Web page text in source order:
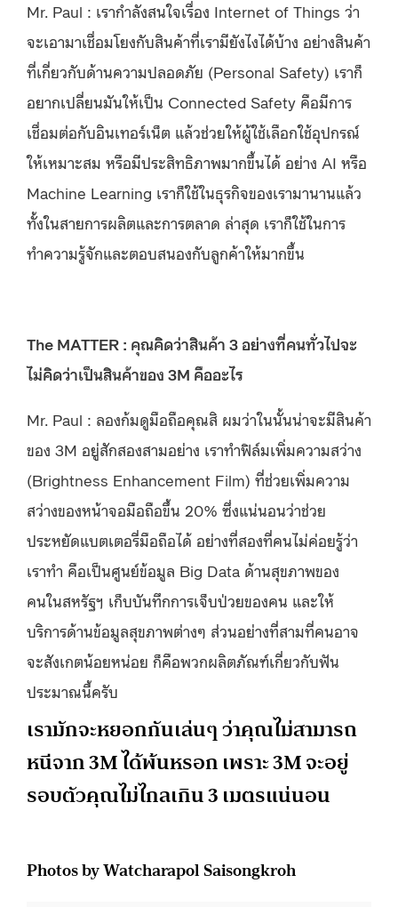
Mr. Paul : เรากำลังสนใจเรื่อง Internet of Things ว่า
จะเอามาเชื่อมโยงกับสินค้าที่เรามียังไงได้บ้าง อย่างสินค้า
ที่เกี่ยวกับด้านความปลอดภัย (Personal Safety) เราก็
อยากเปลี่ยนมันให้เป็น Connected Safety คือมีการ
เชื่อมต่อกับอินเทอร์เน็ต แล้วช่วยให้ผู้ใช้เลือกใช้อุปกรณ์
ให้เหมาะสม หรือมีประสิทธิภาพมากขึ้นได้ อย่าง AI หรือ
Machine Learning เราก็ใช้ในธุรกิจของเรามานานแล้ว
ทั้งในสายการผลิตและการตลาด ล่าสุด เราก็ใช้ในการ
ทำความรู้จักและตอบสนองกับลูกค้าให้มากขึ้น
The MATTER : คุณคิดว่าสินค้า 3 อย่างที่คนทั่วไปจะ
ไม่คิดว่าเป็นสินค้าของ 3M คืออะไร
Mr. Paul : ลองก้มดูมือถือคุณสิ ผมว่าในนั้นน่าจะมีสินค้า
ของ 3M อยู่สักสองสามอย่าง เราทำฟิล์มเพิ่มความสว่าง
(Brightness Enhancement Film) ที่ช่วยเพิ่มความ
สว่างของหน้าจอมือถือขึ้น 20% ซึ่งแน่นอนว่าช่วย
ประหยัดแบตเตอรี่มือถือได้ อย่างที่สองที่คนไม่ค่อยรู้ว่า
เราทำ คือเป็นศูนย์ข้อมูล Big Data ด้านสุขภาพของ
คนในสหรัฐฯ เก็บบันทึกการเจ็บป่วยของคน และให้
บริการด้านข้อมูลสุขภาพต่างๆ ส่วนอย่างที่สามที่คนอาจ
จะสังเกตน้อยหน่อย ก็คือพวกผลิตภัณฑ์เกี่ยวกับฟัน
ประมาณนี้ครับ
เรามักจะหยอกกันเล่นๆ ว่าคุณไม่สามารถ
หนีจาก 3M ได้พ้นหรอก เพราะ 3M จะอยู่
รอบตัวคุณไม่ไกลเกิน 3 เมตรแน่นอน
Photos by Watcharapol Saisongkroh